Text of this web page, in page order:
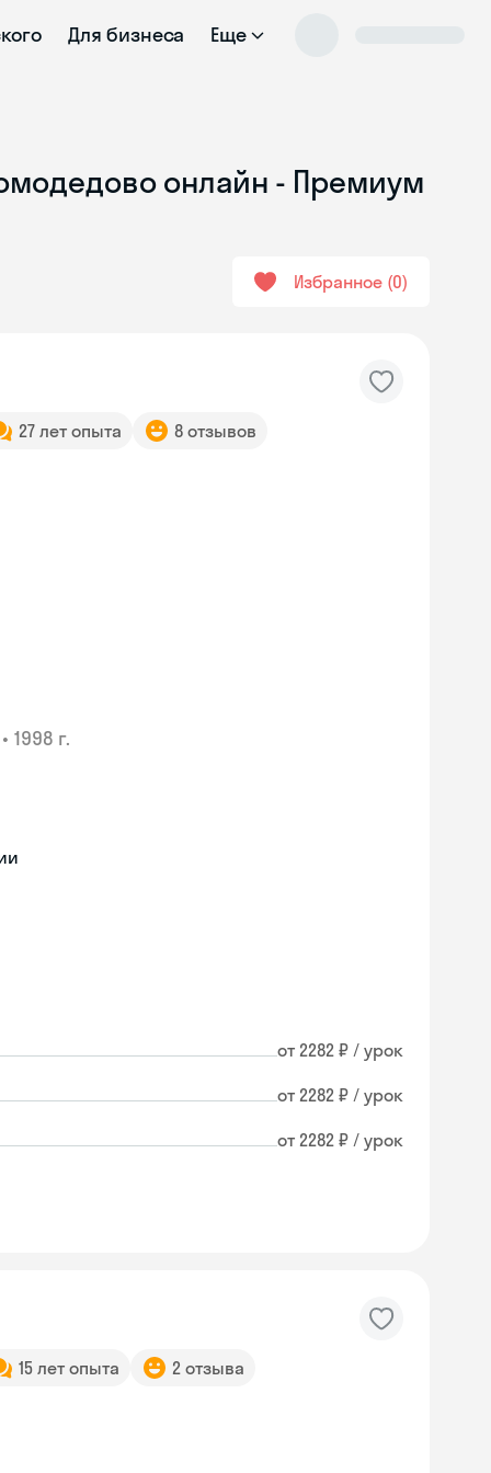
Для бизнеса Еще
онлайн - Премиум
Избранное 0
27 лет опыта 8 отзывов
• 1998 г.
от 2282 ₽ / урок
от 2282 ₽ / урок
от 2282 ₽ / урок
15 лет опыта 2 отзыва